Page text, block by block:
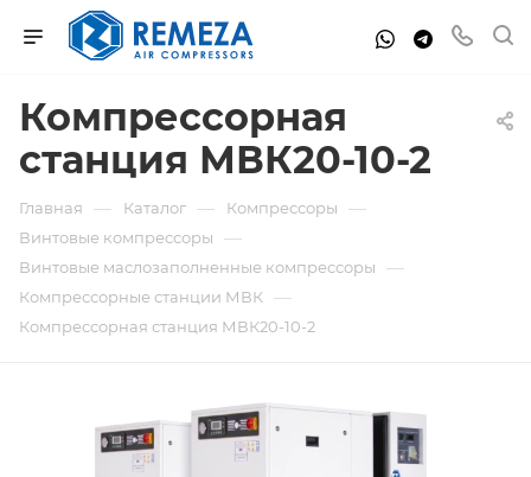
Компрессорная
станция МВК20-10-2
Главная — Каталог — Компрессоры —
Винтовые компрессоры —
Винтовые маслозаполненные компрессоры —
Компрессорные станции МВК —
Компрессорная станция МВК20-10-2